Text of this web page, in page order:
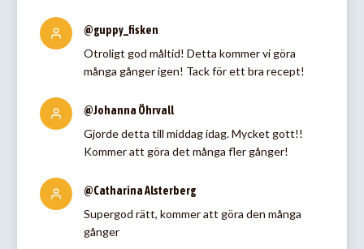
@guppy_fisken
Otroligt god måltid! Detta kommer vi göra
många gånger igen! Tack för ett bra recept!
@Johanna Öhrvall
Gjorde detta till middag idag. Mycket gott!!
Kommer att göra det många fler gånger!
@Catharina Alsterberg
Supergod rätt, kommer att göra den många
gånger